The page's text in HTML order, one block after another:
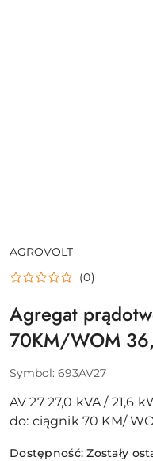
NAZWA
PRODUCENTA:
AGROVOLT
(0)
Agregat
70KM/WOM
Symbol: 693AV27
AV 27 27,0 kVA / 21,6
do: ciągnik 70 KM/
Dostępność:Zostały